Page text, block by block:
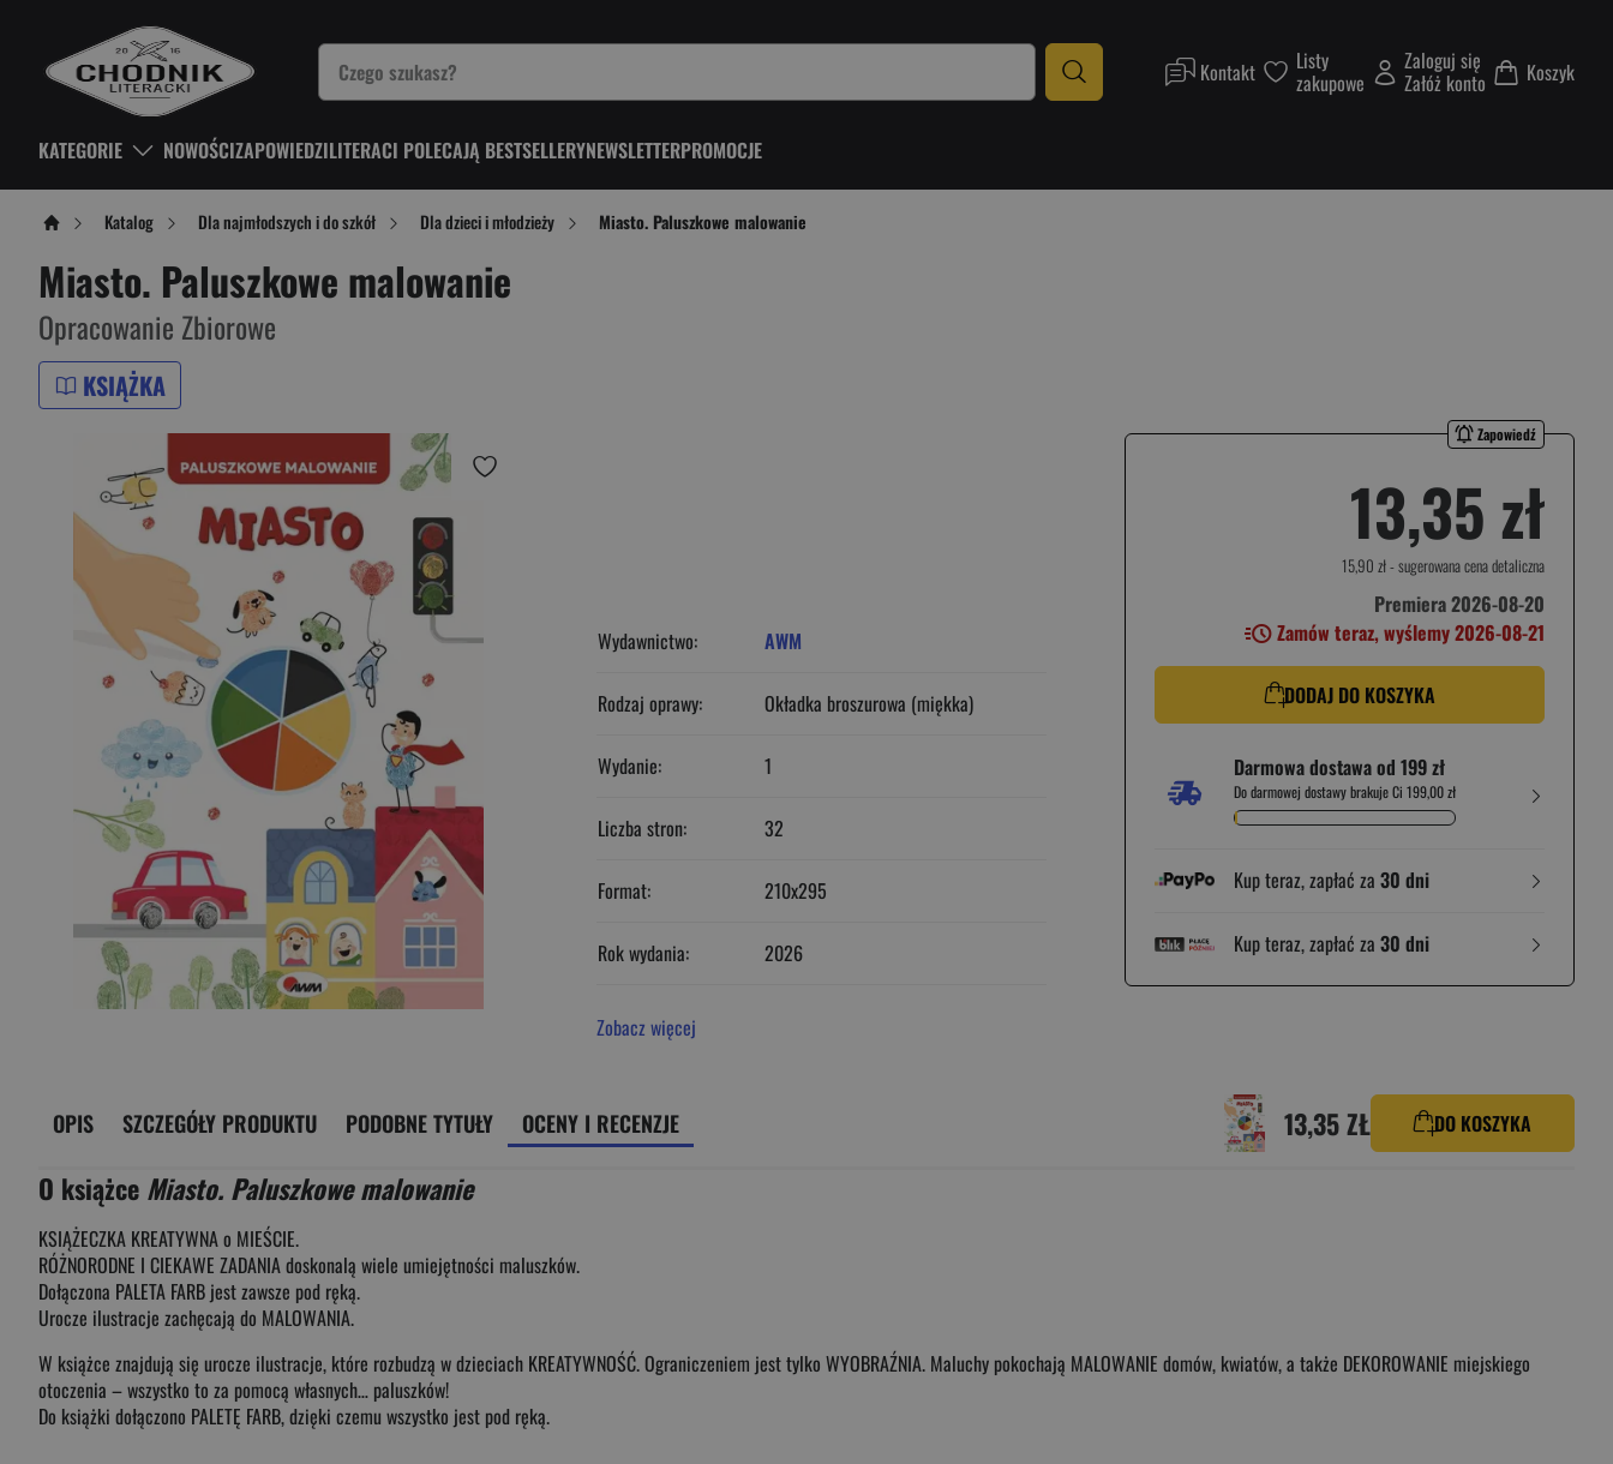
Kontakt Listy
zakupowe
Zaloguj się
Załóż konto Koszyk
KATEGORIE NOWOŚCIZAPOWIEDZILITERACI POLECAJĄ BESTSELLERYNEWSLETTERPROMOCJE
Katalog Dla najmłodszych i do szkół Dla dzieci i młodzieży Miasto. Paluszkowe malowanie
Miasto. Paluszkowe malowanie
Opracowanie Zbiorowe
KSIĄŻKA
Zapowiedź
13,35 zł
15,90 zł- sugerowana cena detaliczna
Premiera 2026-08-20
Zamów teraz, wyślemy 2026-08-21
DODAJ DO KOSZYKA
Darmowa dostawa od 199 zł
Do darmowej dostawy brakuje Ci 199,00 zł
Kup teraz, zapłać za 30 dni
Kup teraz, zapłać za 30 dni
Wydawnictwo: AWM
Rodzaj oprawy: Okładka broszurowa (miękka)
Wydanie: 1
Liczba stron: 32
Format: 210x295
Rok wydania: 2026
Zobacz więcej
OPIS SZCZEGÓŁY PRODUKTU PODOBNE TYTUŁY OCENY I RECENZJE 13,35 ZŁ DO KOSZYKA
O książce Miasto. Paluszkowe malowanie
KSIĄŻECZKA KREATYWNA o MIEŚCIE.
RÓŻNORODNE I CIEKAWE ZADANIA doskonalą wiele umiejętności maluszków.
Dołączona PALETA FARB jest zawsze pod ręką.
Urocze ilustracje zachęcają do MALOWANIA.
W książce znajdują się urocze ilustracje, które rozbudzą w dzieciach KREATYWNOŚĆ. Ograniczeniem jest tylko WYOBRAŹNIA. Maluchy pokochają MALOWANIE domów, kwiatów, a także DEKOROWANIE miejskiego
otoczenia – wszystko to za pomocą własnych… paluszków!
Do książki dołączono PALETĘ FARB, dzięki czemu wszystko jest pod ręką.